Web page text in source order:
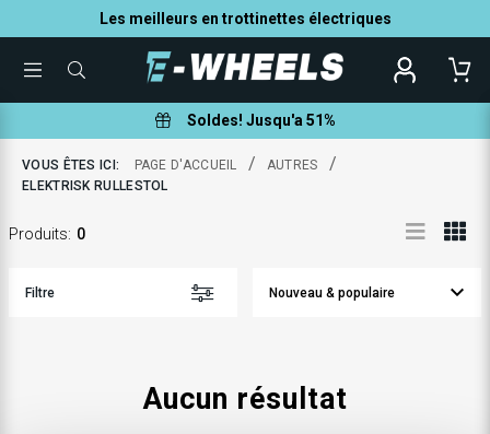
Les meilleurs en trottinettes électriques
TOGGLEQUE
NOUS
À
?
Soldes! Jusqu'a 51%
VOUS ÊTES ICI: PAGE D'ACCUEIL / AUTRES /
ELEKTRISK RULLESTOL
Produits: 0
Filtre
Aucun résultat